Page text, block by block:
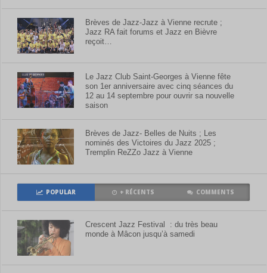
Brèves de Jazz-Jazz à Vienne recrute ;
Jazz RA fait forums et Jazz en Bièvre
reçoit…
Le Jazz Club Saint-Georges à Vienne fête
son 1er anniversaire avec cinq séances du
12 au 14 septembre pour ouvrir sa nouvelle
saison
Brèves de Jazz- Belles de Nuits ; Les
nominés des Victoires du Jazz 2025 ;
Tremplin ReZZo Jazz à Vienne
POPULAR + RÉCENTS COMMENTS
Crescent Jazz Festival : du très beau
monde à Mâcon jusqu’à samedi